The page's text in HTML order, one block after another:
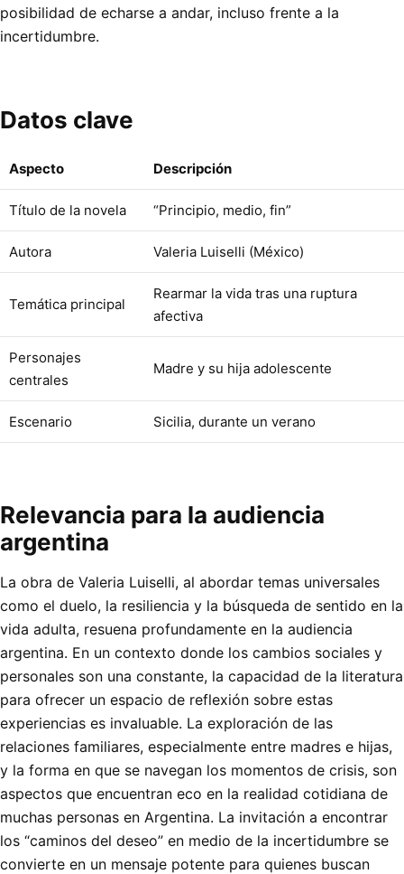
posibilidad de echarse a andar, incluso frente a la
incertidumbre.
Datos clave
Aspecto Descripción
Título de la novela “Principio, medio, fin”
Autora Valeria Luiselli (México)
Temática principal
Rearmar la vida tras una ruptura
afectiva
Personajes
centrales
Madre y su hija adolescente
Escenario Sicilia, durante un verano
Relevancia para la audiencia
argentina
La obra de Valeria Luiselli, al abordar temas universales
como el duelo, la resiliencia y la búsqueda de sentido en la
vida adulta, resuena profundamente en la audiencia
argentina. En un contexto donde los cambios sociales y
personales son una constante, la capacidad de la literatura
para ofrecer un espacio de reflexión sobre estas
experiencias es invaluable. La exploración de las
relaciones familiares, especialmente entre madres e hijas,
y la forma en que se navegan los momentos de crisis, son
aspectos que encuentran eco en la realidad cotidiana de
muchas personas en Argentina. La invitación a encontrar
los “caminos del deseo” en medio de la incertidumbre se
convierte en un mensaje potente para quienes buscan